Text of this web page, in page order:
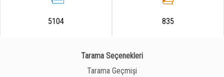
5104 835
Tarama Seçenekleri
Tarama Geçmişi